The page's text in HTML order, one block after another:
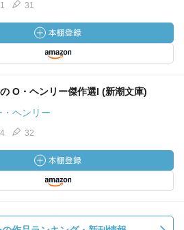
31
O・ヘンリー傑作選I (新潮文庫)
ヘンリー
32